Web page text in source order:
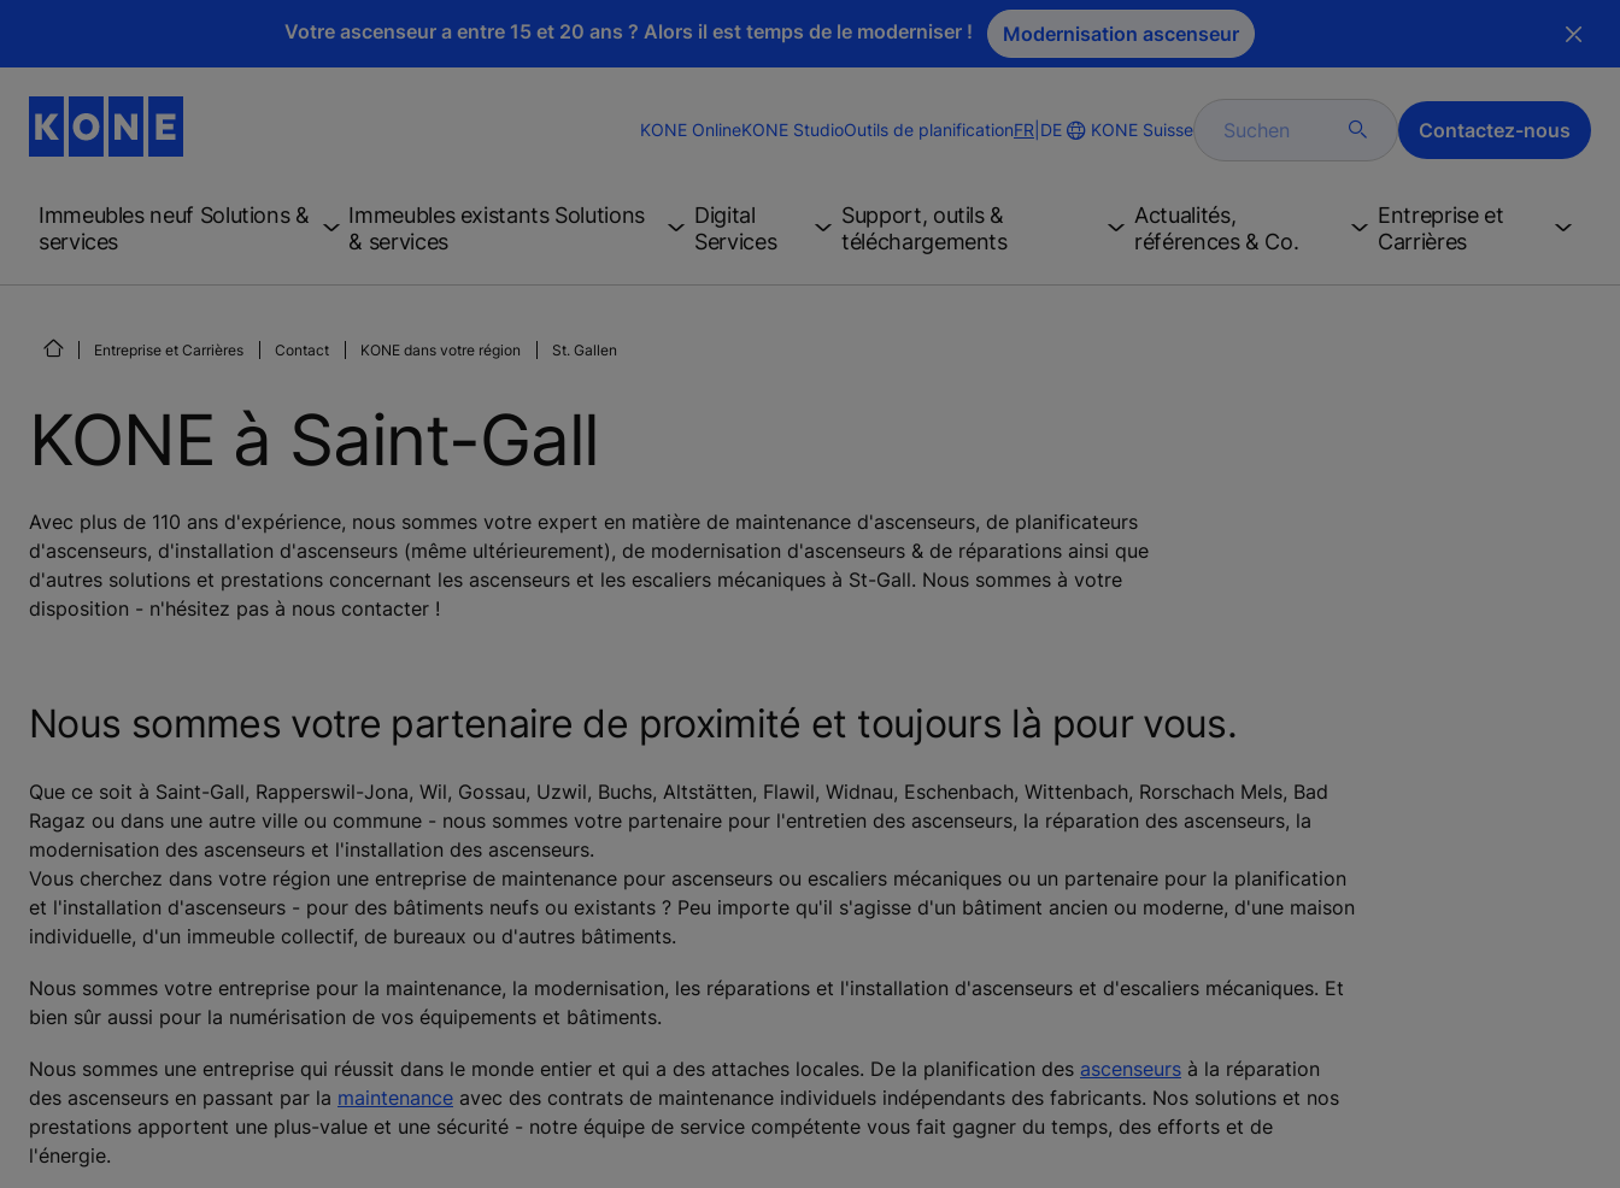
Votre ascenseur a entre 15 et 20 ans ? Alors il est temps de le moderniser ! Modernisation ascenseur
KONE OnlineKONE StudioOutils de planificationChange
FR DE KONE Suisse Suchen Contactez-nous
Immeubles neuf Solutions &
services
Immeubles existants Solutions
& services
Digital
Services
Support, outils &
téléchargements
Actualités,
références & Co.
Entreprise et
Carrières
Entreprise et Carrières Contact KONE dans votre région St. Gallen
KONE à Saint-Gall
Avec plus de 110 ans d'expérience, nous sommes votre expert en matière de maintenance d'ascenseurs, de planificateurs
d'ascenseurs, d'installation d'ascenseurs (même ultérieurement), de modernisation d'ascenseurs & de réparations ainsi que
d'autres solutions et prestations concernant les ascenseurs et les escaliers mécaniques à St-Gall. Nous sommes à votre
disposition - n'hésitez pas à nous contacter !
Nous sommes votre partenaire de proximité et toujours là pour vous.
Que ce soit à Saint-Gall, Rapperswil-Jona, Wil, Gossau, Uzwil, Buchs, Altstätten, Flawil, Widnau, Eschenbach, Wittenbach, Rorschach Mels, Bad
Ragaz ou dans une autre ville ou commune - nous sommes votre partenaire pour l'entretien des ascenseurs, la réparation des ascenseurs, la
modernisation des ascenseurs et l'installation des ascenseurs.
Vous cherchez dans votre région une entreprise de maintenance pour ascenseurs ou escaliers mécaniques ou un partenaire pour la planification
et l'installation d'ascenseurs - pour des bâtiments neufs ou existants ? Peu importe qu'il s'agisse d'un bâtiment ancien ou moderne, d'une maison
individuelle, d'un immeuble collectif, de bureaux ou d'autres bâtiments.
Nous sommes votre entreprise pour la maintenance, la modernisation, les réparations et l'installation d'ascenseurs et d'escaliers mécaniques. Et
bien sûr aussi pour la numérisation de vos équipements et bâtiments.
Nous sommes une entreprise qui réussit dans le monde entier et qui a des attaches locales. De la planification des ascenseurs à la réparation
des ascenseurs en passant par la maintenance avec des contrats de maintenance individuels indépendants des fabricants. Nos solutions et nos
prestations apportent une plus-value et une sécurité - notre équipe de service compétente vous fait gagner du temps, des efforts et de
l'énergie.